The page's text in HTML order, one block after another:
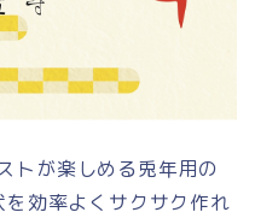
トが楽しめる兎年用の
効率よくサクサク作れ